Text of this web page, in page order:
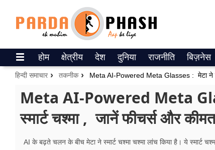
ePaper
वेब स्टोरीज
उत्तर प्रदेश
होम क्षेत्रीय देश दुनिया राजनीति बिज़नेस
हिन्दी समाचार तकनीक
Meta AI-Powered Meta
स्मार्ट चश्मा , जानें फीचर्स और कीमत
AI के बढ़ते चलन के बीच मेटा ने स्मार्ट चश्मा चश्मा लांच किया है। ये स्मार्ट